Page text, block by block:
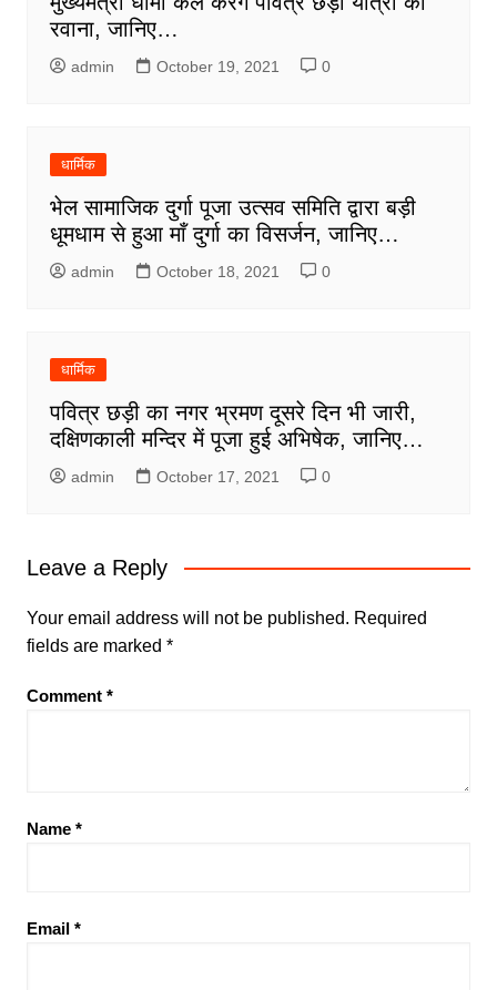
रवाना, जानिए…
admin October 19, 2021 0
धार्मिक
भेल सामाजिक दुर्गा पूजा उत्सव समिति द्वारा बड़ी
धूमधाम से हुआ माँ दुर्गा का विसर्जन, जानिए…
admin October 18, 2021 0
धार्मिक
पवित्र छड़ी का नगर भ्रमण दूसरे दिन भी जारी,
दक्षिणकाली मन्दिर में पूजा हुई अभिषेक, जानिए…
admin October 17, 2021 0
Leave a Reply
Your email address will not be published. Required
fields are marked *
Comment *
Name *
Email *